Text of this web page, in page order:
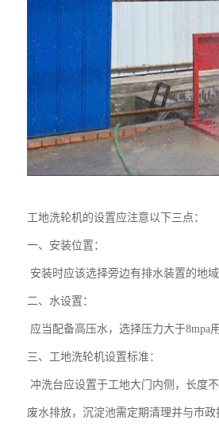
工地洗轮机的设置应注意以下三点：
一、安装位置：
安装时应该选择旁边有排水装置的地
二、水设置：
应当配备高压水，选择压力大于8mpa
三、工地洗轮机设置标准：
冲洗台应设置于工地大门内侧，长度
废水排放，沉淀池需定期清理并与市政